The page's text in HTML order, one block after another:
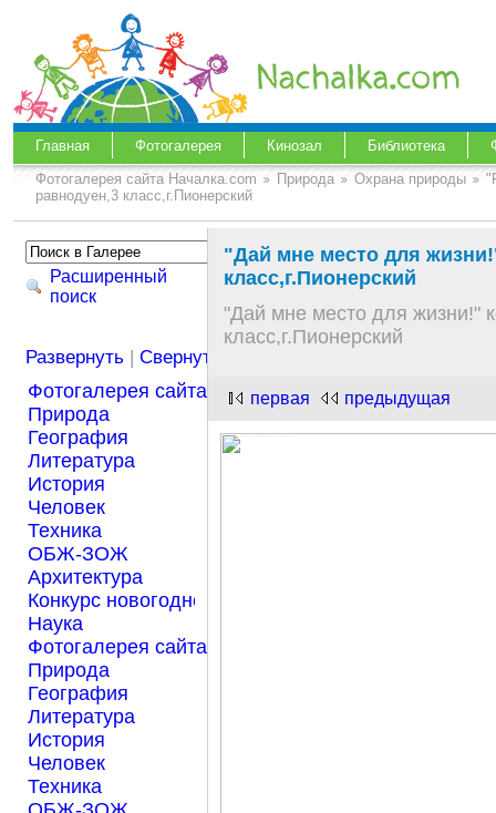
Главная Фотогалерея Кинозал Библиотека
Фотогалерея сайта Началка.com Природа Охрана природы
равнодуен,3 класс,г.Пионерский
Расширенный
поиск
Развернуть |Свернуть
Фотогалерея сайта Началка.com
Природа
География
Литература
История
Человек
Техника
ОБЖ-ЗОЖ
Архитектура
Конкурс новогодней открытки "Нарисуем Новый
Наука
Фотогалерея сайта Началка.com
Природа
География
Литература
История
Человек
Техника
"Дай мне место для
класс,г.Пионерский
"Дай мне место для жизни!"
класс,г.Пионерский
первая предыдущая